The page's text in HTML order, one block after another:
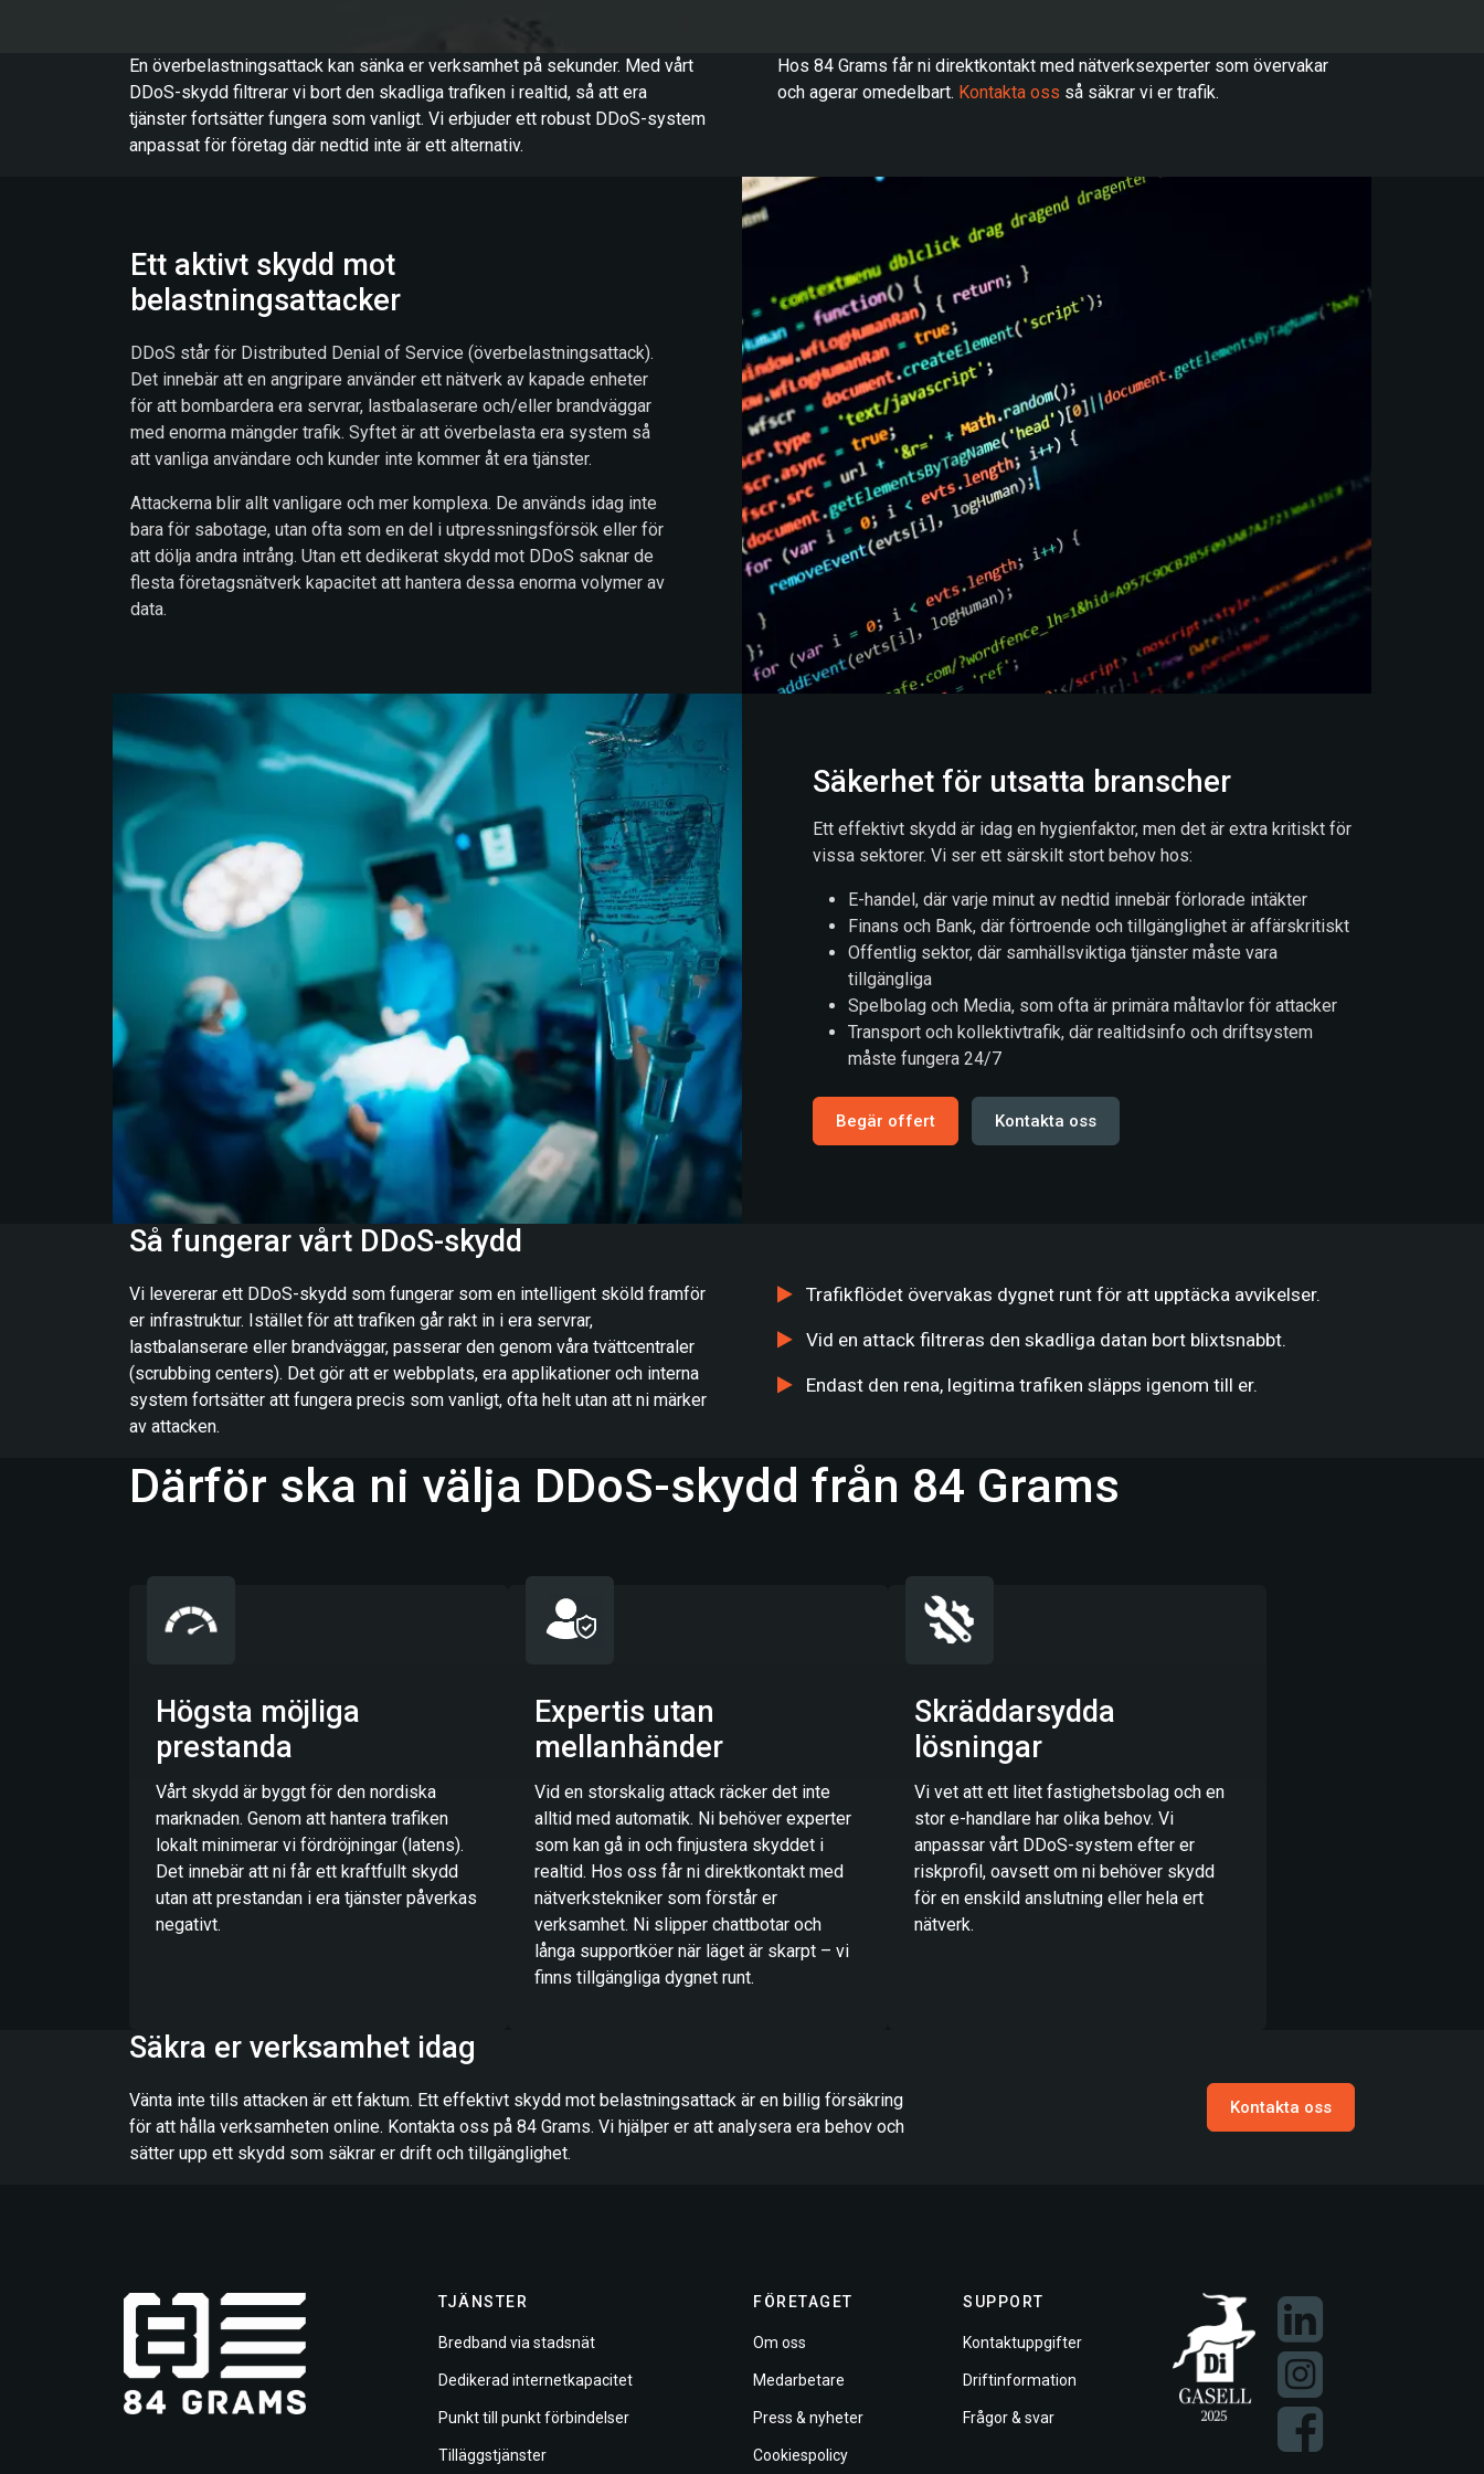
En överbelastningsattack kan sänka er verksamhet på sekunder. Med vårt
DDoS-skydd filtrerar vi bort den skadliga trafiken i realtid, så att era
tjänster fortsätter fungera som vanligt. Vi erbjuder ett robust DDoS-system
anpassat för företag där nedtid inte är ett alternativ.
Hos 84 Grams får ni direktkontakt med nätverksexperter som övervakar
och agerar omedelbart. Kontakta oss så säkrar vi er trafik.
Ett aktivt skydd mot
belastningsattacker
DDoS står för Distributed Denial of Service (överbelastningsattack).
Det innebär att en angripare använder ett nätverk av kapade enheter
för att bombardera era servrar, lastbalaserare och/eller brandväggar
med enorma mängder trafik. Syftet är att överbelasta era system så
att vanliga användare och kunder inte kommer åt era tjänster.
Attackerna blir allt vanligare och mer komplexa. De används idag inte
bara för sabotage, utan ofta som en del i utpressningsförsök eller för
att dölja andra intrång. Utan ett dedikerat skydd mot DDoS saknar de
flesta företagsnätverk kapacitet att hantera dessa enorma volymer av
data.
Säkerhet för utsatta branscher
Ett effektivt skydd är idag en hygienfaktor, men det är extra kritiskt för
vissa sektorer. Vi ser ett särskilt stort behov hos:
E-handel, där varje minut av nedtid innebär förlorade intäkter
Finans och Bank, där förtroende och tillgänglighet är affärskritiskt
Offentlig sektor, där samhällsviktiga tjänster måste vara
tillgängliga
Spelbolag och Media, som ofta är primära måltavlor för attacker
Transport och kollektivtrafik, där realtidsinfo och driftsystem
måste fungera 24/7
Begär offert Kontakta oss
Så fungerar vårt DDoS-skydd
Vi levererar ett DDoS-skydd som fungerar som en intelligent sköld framför
er infrastruktur. Istället för att trafiken går rakt in i era servrar,
lastbalanserare eller brandväggar, passerar den genom våra tvättcentraler
(scrubbing centers). Det gör att er webbplats, era applikationer och interna
system fortsätter att fungera precis som vanligt, ofta helt utan att ni märker
av attacken.
Trafikflödet övervakas dygnet runt för att upptäcka avvikelser.
Vid en attack filtreras den skadliga datan bort blixtsnabbt.
Endast den rena, legitima trafiken släpps igenom till er.
Därför ska ni välja DDoS-skydd från 84 Grams
Högsta möjliga
prestanda
Vårt skydd är byggt för den nordiska
marknaden. Genom att hantera trafiken
lokalt minimerar vi fördröjningar (latens).
Det innebär att ni får ett kraftfullt skydd
utan att prestandan i era tjänster påverkas
negativt.
Expertis utan
mellanhänder
Vid en storskalig attack räcker det inte
alltid med automatik. Ni behöver experter
som kan gå in och finjustera skyddet i
realtid. Hos oss får ni direktkontakt med
nätverkstekniker som förstår er
verksamhet. Ni slipper chattbotar och
långa supportköer när läget är skarpt – vi
finns tillgängliga dygnet runt.
Skräddarsydda
lösningar
Vi vet att ett litet fastighetsbolag och en
stor e-handlare har olika behov. Vi
anpassar vårt DDoS-system efter er
riskprofil, oavsett om ni behöver skydd
för en enskild anslutning eller hela ert
nätverk.
Säkra er verksamhet idag
Vänta inte tills attacken är ett faktum. Ett effektivt skydd mot belastningsattack är en billig försäkring
för att hålla verksamheten online. Kontakta oss på 84 Grams. Vi hjälper er att analysera era behov och
sätter upp ett skydd som säkrar er drift och tillgänglighet.
Kontakta oss
TJÄNSTER
Bredband via stadsnät
Dedikerad internetkapacitet
Punkt till punkt förbindelser
Tilläggstjänster
FÖRETAGET
Om oss
Medarbetare
Press & nyheter
Cookiespolicy
SUPPORT
Kontaktuppgifter
Driftinformation
Frågor & svar